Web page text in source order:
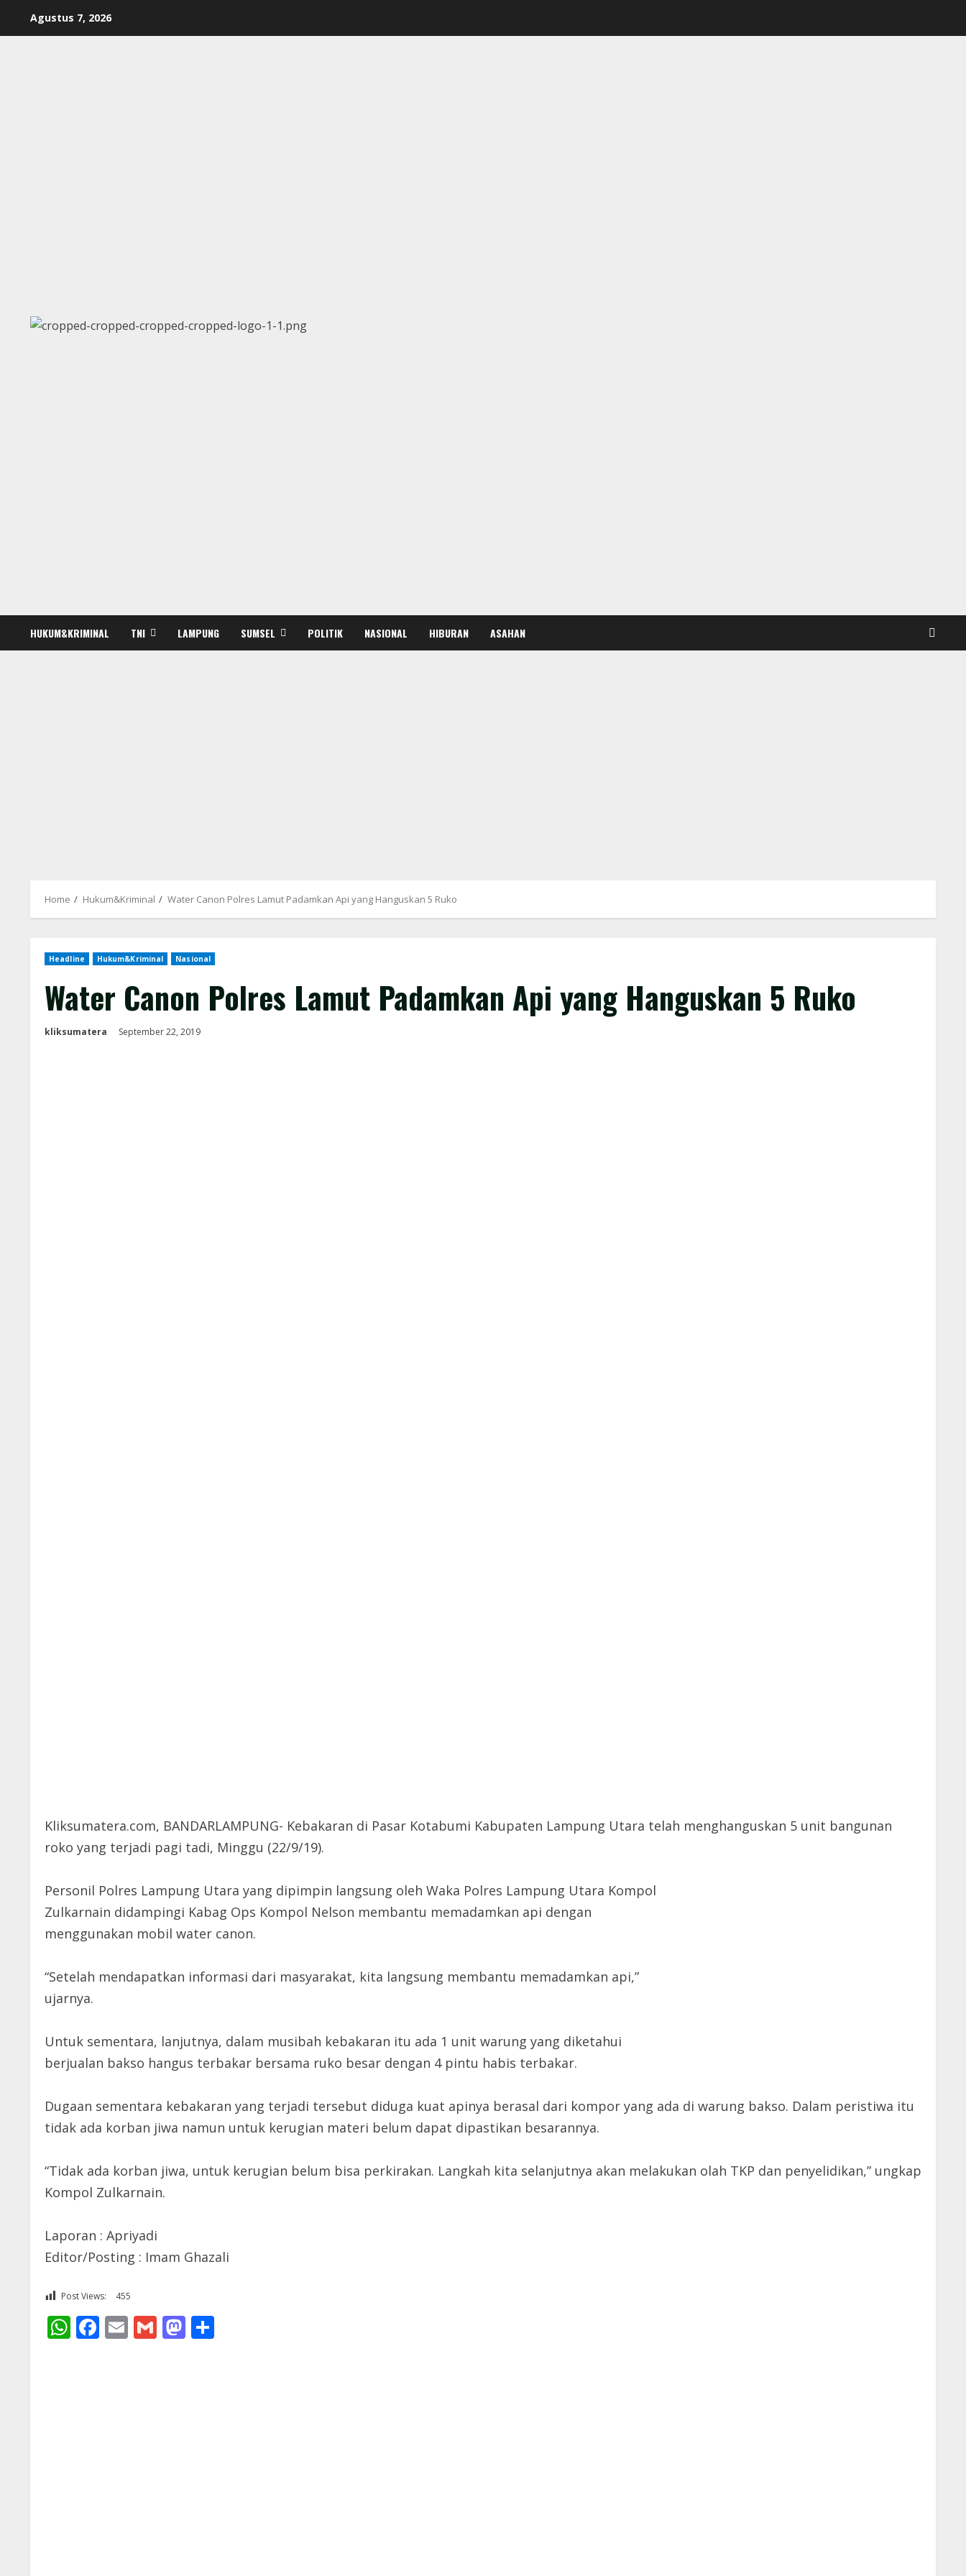
Agustus 7, 2026
HUKUM&KRIMINAL TNI LAMPUNG SUMSEL POLITIK NASIONAL HIBURAN ASAHAN
Home Hukum&Kriminal Water Canon Polres Lamut Padamkan Api yang Hanguskan 5 Ruko
Headline Hukum&Kriminal Nasional
Water Canon Polres Lamut Padamkan Api yang Hanguskan 5 Ruko
kliksumatera September 22, 2019
Kliksumatera.com, BANDARLAMPUNG- Kebakaran di Pasar Kotabumi Kabupaten Lampung Utara telah menghanguskan 5 unit bangunan
roko yang terjadi pagi tadi, Minggu (22/9/19).
Personil Polres Lampung Utara yang dipimpin langsung oleh Waka Polres Lampung Utara Kompol
Zulkarnain didampingi Kabag Ops Kompol Nelson membantu memadamkan api dengan
menggunakan mobil water canon.
“Setelah mendapatkan informasi dari masyarakat, kita langsung membantu memadamkan api,”
ujarnya.
Untuk sementara, lanjutnya, dalam musibah kebakaran itu ada 1 unit warung yang diketahui
berjualan bakso hangus terbakar bersama ruko besar dengan 4 pintu habis terbakar.
Dugaan sementara kebakaran yang terjadi tersebut diduga kuat apinya berasal dari kompor yang ada di warung bakso. Dalam peristiwa itu
tidak ada korban jiwa namun untuk kerugian materi belum dapat dipastikan besarannya.
“Tidak ada korban jiwa, untuk kerugian belum bisa perkirakan. Langkah kita selanjutnya akan melakukan olah TKP dan penyelidikan,” ungkap
Kompol Zulkarnain.
Laporan : Apriyadi
Editor/Posting : Imam Ghazali
Post Views: 455
WhatsApp
Facebook
EmailGmailMastodon